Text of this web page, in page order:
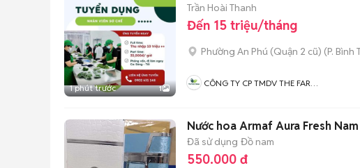
1 phút trước 1
Trần Hoài Thanh
Đến 15 triệu/tháng
Phường An Phú (Quận 2 cũ) (P. Bình
CÔNG TY CP TMDV THE FARM
Nước hoa Armaf Aura Fresh
Đã sử dụng Đồ nam
550.000 đ